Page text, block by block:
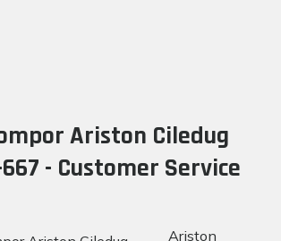
Ariston Ciledug
667 - Customer Service
Ariston